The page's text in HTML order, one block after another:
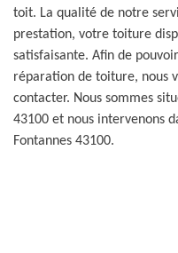
toit. La qualité de notre
prestation, votre toiture
satisfaisante. Afin de
réparation de toiture, nous
contacter. Nous sommes
43100 et nous intervenons
Fontannes 43100.